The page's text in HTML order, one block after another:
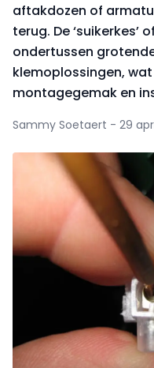
aftakdozen of
terug. De ‘suikerkes’
ondertussen
klemoplossingen,
montagegemak en
Sammy Soetaert - 29